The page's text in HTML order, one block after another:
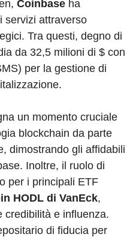
Coinbase ha
servizi attraverso
Tra questi, degno di
da 32,5 milioni di $ con
per la gestione di
un momento cruciale
blockchain da parte
dimostrando gli affidabili
Inoltre, il ruolo di
per i principali ETF
HODL di VanEck,
credibilità e influenza.
di fiducia per